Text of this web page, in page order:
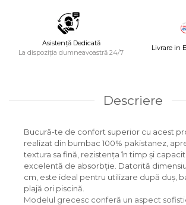
Asistență Dedicată
La dispoziția dumneavoastră 24/7
Livrare in
Descriere
Bucură-te de confort superior cu acest
realizat din bumbac 100% pakistanez,
textura sa fină, rezistența în timp și
excelentă de absorbție. Datorită
cm, este ideal pentru utilizare după duș,
plajă ori piscină.
Modelul grecesc conferă un aspect